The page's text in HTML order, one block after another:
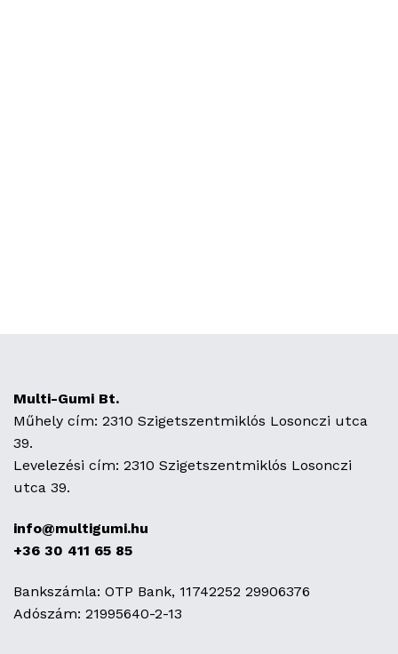
Multi-Gumi Bt.
Műhely cím: 2310 Szigetszentmiklós Losonczi utca
39.
Levelezési cím: 2310 Szigetszentmiklós Losonczi
utca 39.
info@multigumi.hu
+36 30 411 65 85
Bankszámla: OTP Bank, 11742252 29906376
Adószám: 21995640-2-13